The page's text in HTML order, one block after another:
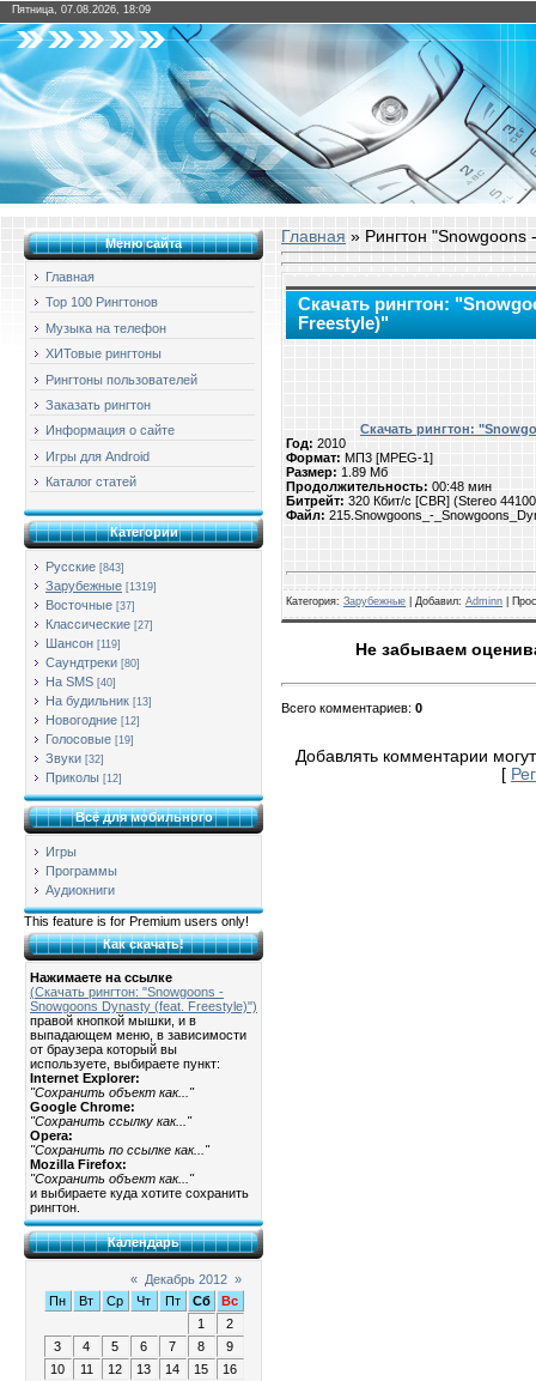
Пятница, 07.08.2026, 18:09
Меню сайта
Главная
Top 100 Рингтонов
Музыка на телефон
ХИТовые рингтоны
Рингтоны пользователей
Заказать рингтон
Информация о сайте
Игры для Android
Каталог статей
Категории
Русские [843]
Зарубежные [1319]
Восточные [37]
Классические [27]
Шансон [119]
Саундтреки [80]
На SMS [40]
На будильник [13]
Новогодние [12]
Голосовые [19]
Звуки [32]
Приколы [12]
Всё для мобильного
Игры
Программы
Аудиокниги
This feature is for Premium users only!
Как скачать!
Нажимаете на ссылке
(Скачать рингтон: "Snowgoons -
Snowgoons Dynasty (feat. Freestyle)")
правой кнопкой мышки, и в
выпадающем меню, в зависимости
от браузера который вы
используете, выбираете пункт:
Internet Explorer:
"Сохранить объект как..."
Google Chrome:
"Сохранить ссылку как..."
Opera:
"Сохранить по ссылке как..."
Mozilla Firefox:
"Сохранить объект как..."
и выбираете куда хотите сохранить
рингтон.
Календарь
« Декабрь 2012 »
Пн
Вт Ср Чт Пт Сб
Вс
1
2
3
4 5 6 7 8
9
10
11 12 13 14 15
16
Главная » Рингтон
Скачать рингтон:
Freestyle)"
Скачать рингтон:
Год: 2010
Формат: МП3 [MPEG-1]
Размер: 1.89 Мб
Продолжительность: 00:48 мин
Битрейт: 320 Кбит/с [CBR] (Stereo
Файл: 215.Snowgoons_-
Категория: Зарубежные | Добавил: Adminn
Не забываем
Всего комментариев: 0
Добавлять комментарии
[